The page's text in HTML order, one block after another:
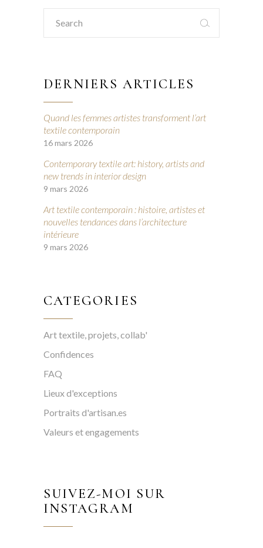
Search
for:
DERNIERS ARTICLES
Quand les femmes artistes transforment l’art
textile contemporain
16 mars 2026
Contemporary textile art: history, artists and
new trends in interior design
9 mars 2026
Art textile contemporain : histoire, artistes et
nouvelles tendances dans l’architecture
intérieure
9 mars 2026
CATEGORIES
Art textile, projets, collab'
Confidences
FAQ
Lieux d'exceptions
Portraits d'artisan.es
Valeurs et engagements
SUIVEZ-MOI SUR
INSTAGRAM